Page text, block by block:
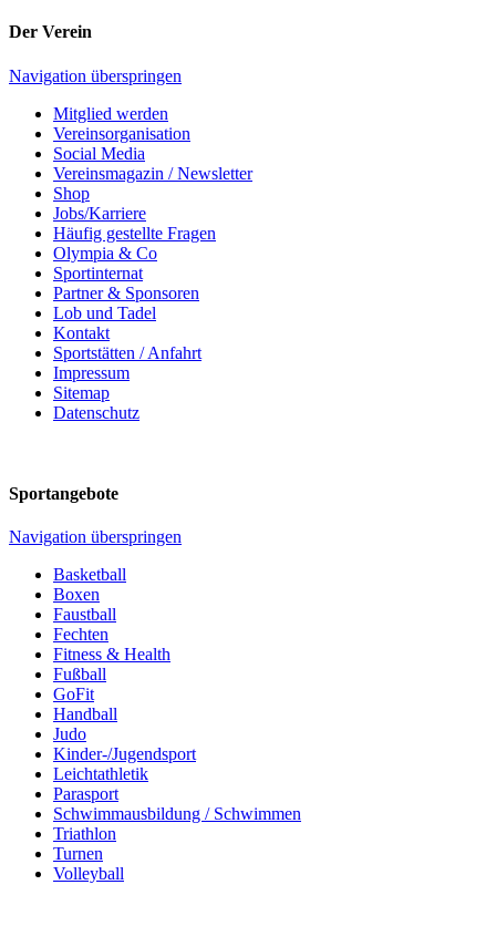
Der Verein
Navigation überspringen
Mitglied werden
Vereinsorganisation
Social Media
Vereinsmagazin / Newsletter
Shop
Jobs/Karriere
Häufig gestellte Fragen
Olympia & Co
Sportinternat
Partner & Sponsoren
Lob und Tadel
Kontakt
Sportstätten / Anfahrt
Impressum
Sitemap
Datenschutz
Sportangebote
Navigation überspringen
Basketball
Boxen
Faustball
Fechten
Fitness & Health
Fußball
GoFit
Handball
Judo
Kinder-/Jugendsport
Leichtathletik
Parasport
Schwimmausbildung / Schwimmen
Triathlon
Turnen
Volleyball